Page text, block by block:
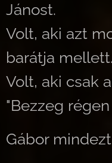
Jánost.
Volt, aki azt
barátja mellett.
Volt, aki csak
"Bezzeg
Gábor